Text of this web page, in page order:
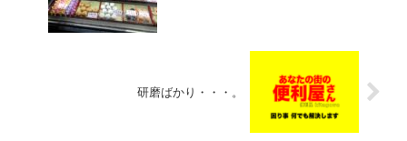
研磨ばかり・・・。